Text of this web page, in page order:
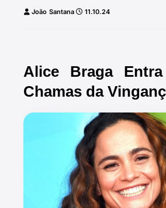
João Santana 11.10.24
Alice Braga
Chamas da